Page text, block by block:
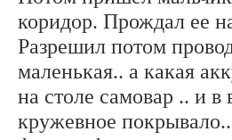
коридор. Прождал ее
Разрешил потом
маленькая.. а какая
на столе самовар .. и
кружевное